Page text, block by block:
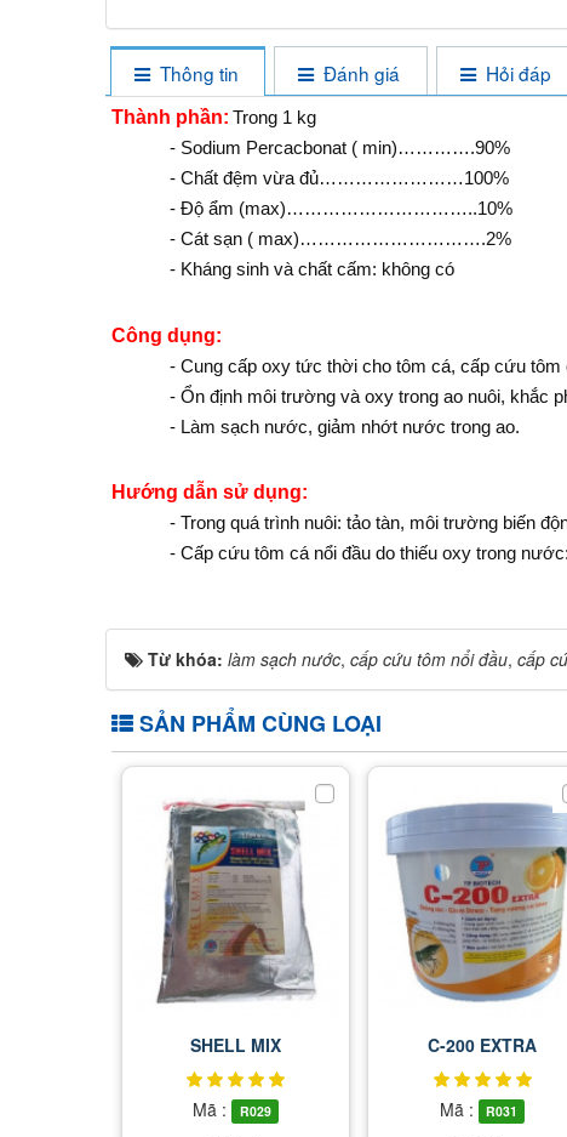
Thông tin Đánh giá Hỏi đáp
Thành phần: Trong 1 kg
- Sodium Percacbonat ( min)………….90%
- Chất đệm vừa đủ……………………100%
- Độ ẩm (max)…………………………..10%
- Cát sạn ( max)………………………….2%
- Kháng sinh và chất cấm: không có
Công dụng:
- Cung cấp oxy tức thời cho tôm cá, cấp cứu tôm
- Ổn định môi trường và oxy trong ao nuôi, khắc
- Làm sạch nước, giảm nhớt nước trong ao.
Hướng dẫn sử dụng:
- Trong quá trình nuôi: tảo tàn, môi trường biến
- Cấp cứu tôm cá nổi đầu do thiếu oxy trong
Từ khóa: làm sạch nước, cấp cứu tôm nổi đầu, cấp
SẢN PHẨM CÙNG LOẠI
SHELL MIX
Mã : R029
C-200 EXTRA
Mã : R031